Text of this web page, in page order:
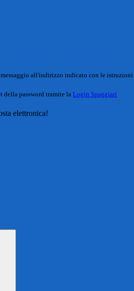
all'indirizzo indicato con le istruzioni
della password tramite la Login Spaggiari
elettronica!